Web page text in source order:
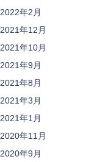
2022年2月
2021年12月
2021年10月
2021年9月
2021年8月
2021年3月
2021年1月
2020年11月
2020年9月